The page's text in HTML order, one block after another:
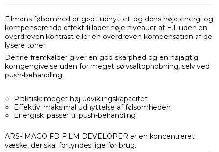
Filmens følsomhed er godt udnyttet, og dens høje energi og
kompenserende effekt tillader høje niveauer af E.I. uden en
overdreven kontrast eller en overdreven kompensation af de
lysere toner.
Denne fremkalder giver en god skarphed og en nøjagtig
korngengivelse uden for meget sølvsaltophobning, selv ved
push-behandling.
Praktisk: meget høj udviklingskapacitet
Effektiv: maksimal udnyttelse af følsomheden
Energisk: passer til push-behandling
ARS-IMAGO FD FILM DEVELOPER er en koncentreret
væske, der skal fortyndes lige før brug.